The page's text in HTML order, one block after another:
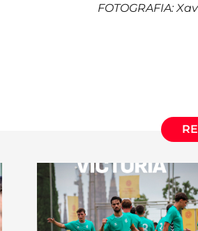
​​​​​​​FOTOGRAFIA: